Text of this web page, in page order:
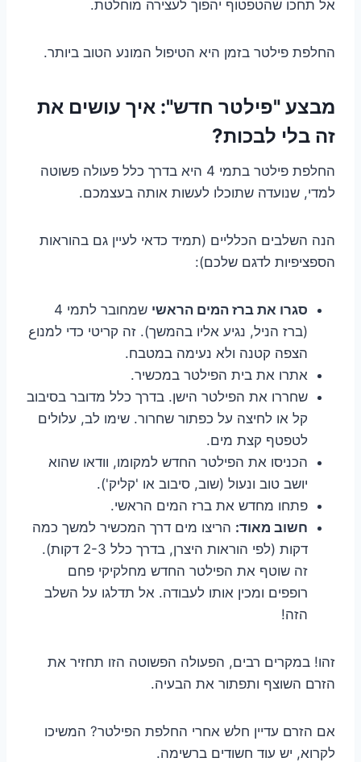
אל תחכו שהטפטוף יהפוך לעצירה מוחלטת.
החלפת פילטר בזמן היא הטיפול המונע הטוב ביותר.
מבצע "פילטר חדש": איך עושים את
זה בלי לבכות?
החלפת פילטר בתמי 4 היא בדרך כלל פעולה פשוטה
למדי, שנועדה שתוכלו לעשות אותה בעצמכם.
הנה השלבים הכלליים (תמיד כדאי לעיין גם בהוראות
הספציפיות לדגם שלכם):
סגרו את ברז המים הראשי
שמחובר לתמי 4
(ברז הניל, נגיע אליו בהמשך). זה קריטי כדי למנוع
הצפה קטנה ולא נעימה במטבח.
אתרו את בית הפילטר במכשיר.
שחררו את הפילטר הישן. בדרך כלל מדובר בסיבוב
קל או לחיצה על כפתור שחרור. שימו לב, עלולים
לטפטף קצת מים.
הכניסו את הפילטר החדש למקומו, וודאו שהוא
יושב טוב ונעול (שוב, סיבוב או 'קליק').
פתחו מחדש את ברז המים הראשי.
חשוב מאוד: הריצו מים דרך המכשיר למשך כמה
דקות (לפי הוראות היצרן, בדרך כלל 2-3 דקות).
זה שוטף את הפילטר החדש מחלקיקי פחם
רופפים ומכין אותו לעבודה. אל תדלגו על השלב
הזה!
זהו! במקרים רבים, הפעולה הפשוטה הזו תחזיר את
הזרם השוצף ותפתור את הבעיה.
אם הזרם עדיין חלש אחרי החלפת הפילטר? המשיכו
לקרוא, יש עוד חשודים ברשימה.